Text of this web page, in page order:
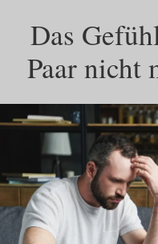
Das
Paar nicht